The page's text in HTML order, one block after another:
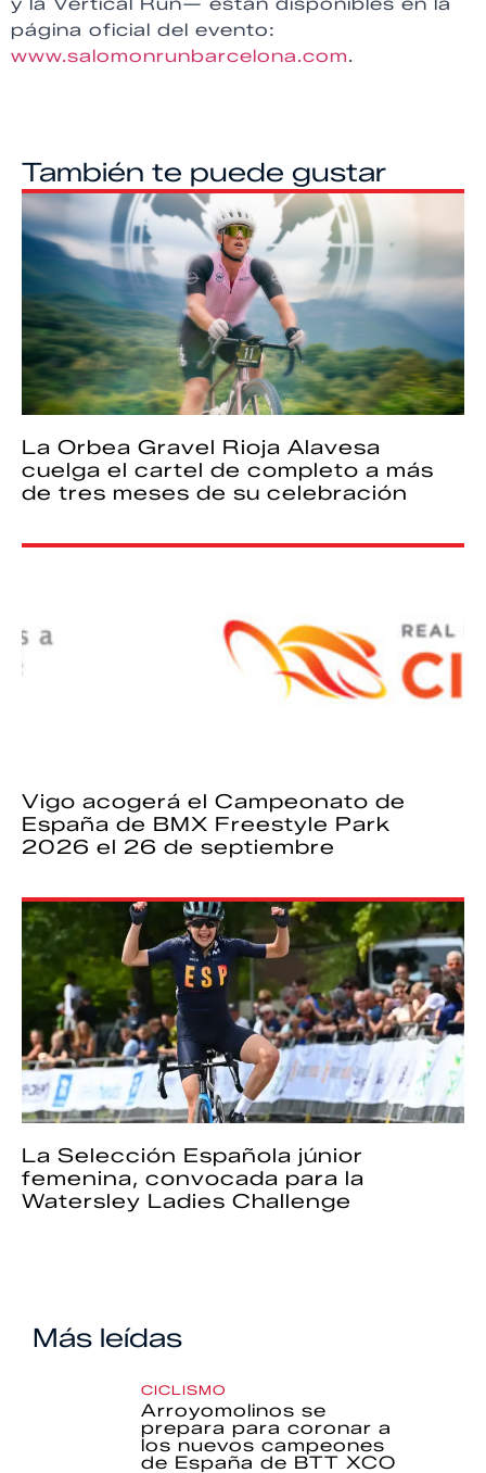
página oficial del evento:
www.salomonrunbarcelona.com.
También te puede gustar
La Orbea Gravel Rioja Alavesa
cuelga el cartel de completo a más
de tres meses de su celebración
Vigo acogerá el Campeonato de
España de BMX Freestyle Park
2026 el 26 de septiembre
La Selección Española júnior
femenina, convocada para la
Watersley Ladies Challenge
Más leídas
CICLISMO
Arroyomolinos se
prepara para coronar a
los nuevos campeones
de España de BTT XCO